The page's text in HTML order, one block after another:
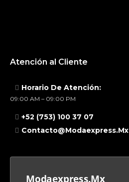
Atención al Cliente
Horario De Atención:
09:00 AM – 09:00 PM
+52 (753) 100 37 07
Contacto@modaexpress.mx
Modaexpress.mx